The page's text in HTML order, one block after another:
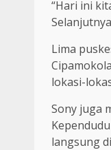
“Hari ini
Lima
lokasi-
Sony juga
langsung